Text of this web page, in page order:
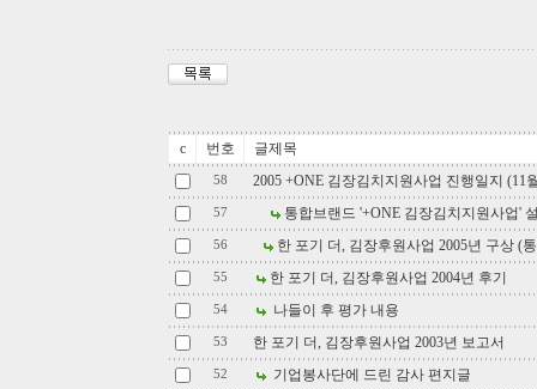
c 번호 글제목
58 2005 +ONE 김장김치지원사업 진행일지 (11
57 통합브랜드 '+ONE 김장김치지원사업'
56 한 포기 더, 김장후원사업 2005년 구상 (
55 한 포기 더, 김장후원사업 2004년 후기
54 나들이 후 평가 내용
53 한 포기 더, 김장후원사업 2003년 보고서
52 기업봉사단에 드린 감사 편지글